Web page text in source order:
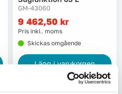
GM-43060
9 462,50 kr
Pris inkl. moms
Skickas omgående
Lägg i varukorgen